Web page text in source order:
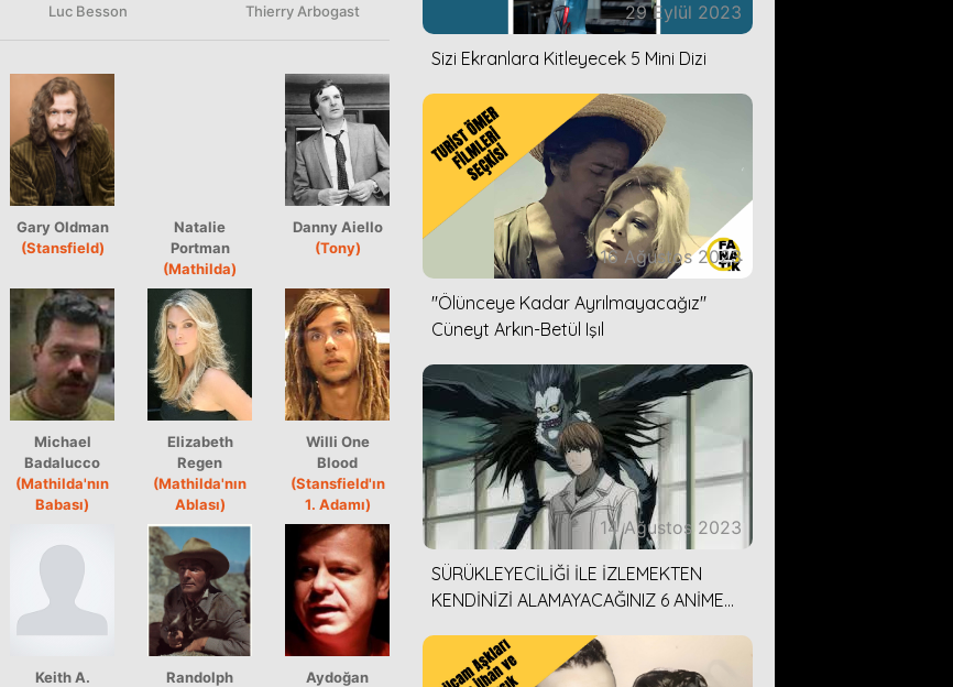
Luc Besson Thierry Arbogast
Gary Oldman
(Stansfield)
Natalie
Portman
(Mathilda)
Danny Aiello
(Tony)
Michael
Badalucco
(Mathilda'nın
Babası)
Elizabeth
Regen
(Mathilda'nın
Ablası)
Willi One
Blood
(Stansfield'ın
1. Adamı)
Keith A.
Randolph
Aydoğan
29 Eylül 2023
Sizi Ekranlara Kitleyecek 5 Mini Dizi
16 Ağustos 2023
''Ölünceye Kadar Ayrılmayacağız''
Cüneyt Arkın-Betül Işıl
14 Ağustos 2023
SÜRÜKLEYECİLİĞİ İLE İZLEMEKTEN
KENDİNİZİ ALAMAYACAĞINIZ 6 ANİME